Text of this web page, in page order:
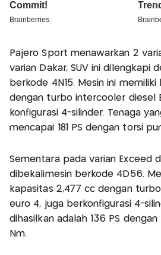
Pajero Sport menawarkan 2
varian Dakar, SUV ini dilengkapi
berkode 4N15. Mesin ini
dengan turbo intercooler diesel
konfigurasi 4-silinder. Tenaga
mencapai 181 PS dengan torsi
Sementara pada varian Exceed
dibekalimesin berkode 4D56.
kapasitas 2,477 cc dengan
euro 4, juga berkonfigurasi 4-
dihasilkan adalah 136 PS
Nm.